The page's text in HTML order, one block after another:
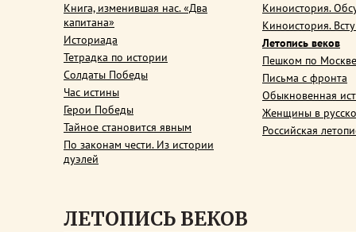
Книга, изменившая нас. «Два
капитана»
Историада
Тетрадка по истории
Солдаты Победы
Час истины
Герои Победы
Тайное становится явным
По законам чести. Из истории
дуэлей
Киноистория.
Киноистория.
Летопись веков
Пешком по Москве
Письма с фронта
Обыкновенная
Женщины в
Российская
ЛЕТОПИСЬ ВЕКОВ